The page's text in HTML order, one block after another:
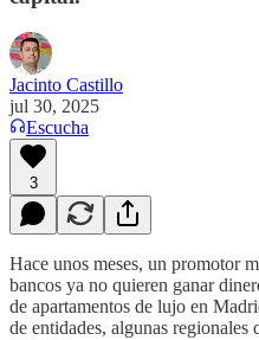
Jacinto Castillo
jul 30, 2025
Escucha
3
Hace unos meses, un promotor
bancos ya no quieren ganar
de apartamentos de lujo en
de entidades, algunas